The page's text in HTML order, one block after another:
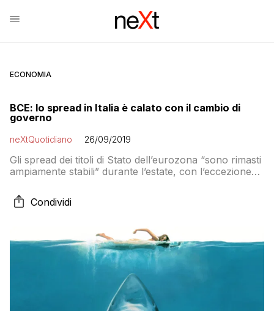
ECONOMIA
BCE: lo spread in Italia è calato con il cambio di
governo
neXtQuotidiano 26/09/2019
Gli spread dei titoli di Stato dell’eurozona “sono rimasti
ampiamente stabili” durante l’estate, con l’eccezione
sono scesi di 1,1 punti percentuali, in seguito alle attese
e alla successiva formazione di un nuovo governo”,
Condividi